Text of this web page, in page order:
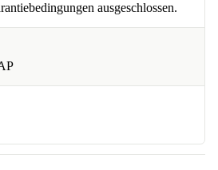
ausgeschlossen.